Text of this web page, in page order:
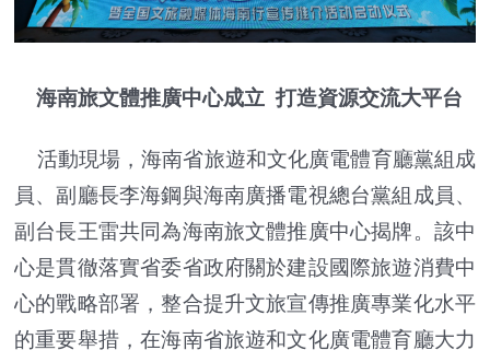
海南旅文體推廣中心成立 打造資源交流大平台
活動現場，海南省旅遊和文化廣電體育廳黨組成
員、副廳長李海鋼與海南廣播電視總台黨組成員、
副台長王雷共同為海南旅文體推廣中心揭牌。該中
心是貫徹落實省委省政府關於建設國際旅遊消費中
心的戰略部署，整合提升文旅宣傳推廣專業化水平
的重要舉措，在海南省旅遊和文化廣電體育廳大力